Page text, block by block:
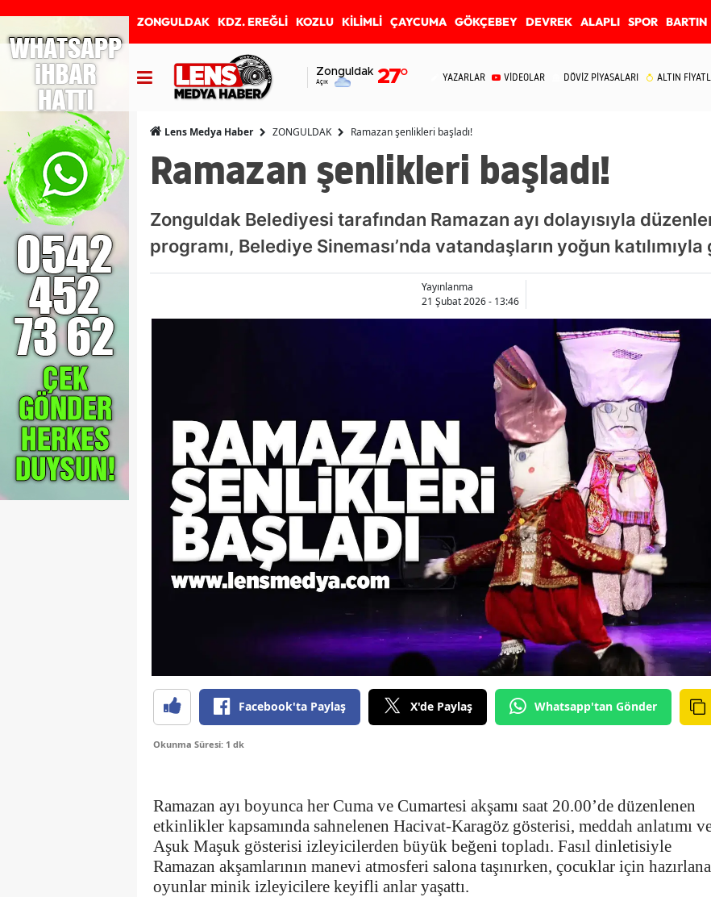
ZONGULDAK KDZ. EREĞLİ KOZLU KİLİMLİ ÇAYCUMA GÖKÇEBEY DEVREK ALAPLI SPOR BARTIN
Zonguldak
Açık 27° YAZARLAR VİDEOLAR DÖVİZ PİYASALARI ALTIN
Lens Medya Haber ZONGULDAK Ramazan şenlikleri başladı!
Ramazan şenlikleri başladı!
Zonguldak Belediyesi tarafından Ramazan ayı dolayısıyla
programı, Belediye Sineması’nda vatandaşların yoğun
Yayınlanma
21 Şubat 2026 - 13:46
Facebook'ta Paylaş X'de Paylaş Whatsapp'tan Gönder
Okunma Süresi: 1 dk
Ramazan ayı boyunca her Cuma ve Cumartesi akşamı saat 20.00’de düzenlenen
etkinlikler kapsamında sahnelenen Hacivat-Karagöz gösterisi, meddah anlatımı
Aşuk Maşuk gösterisi izleyicilerden büyük beğeni topladı. Fasıl dinletisiyle
Ramazan akşamlarının manevi atmosferi salona taşınırken, çocuklar için
oyunlar minik izleyicilere keyifli anlar yaşattı.